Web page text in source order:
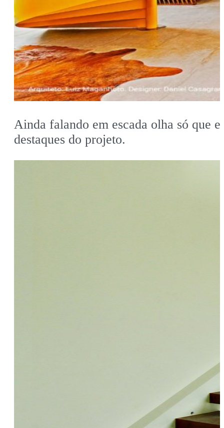
Ainda falando em escada olha só que
destaques do projeto.